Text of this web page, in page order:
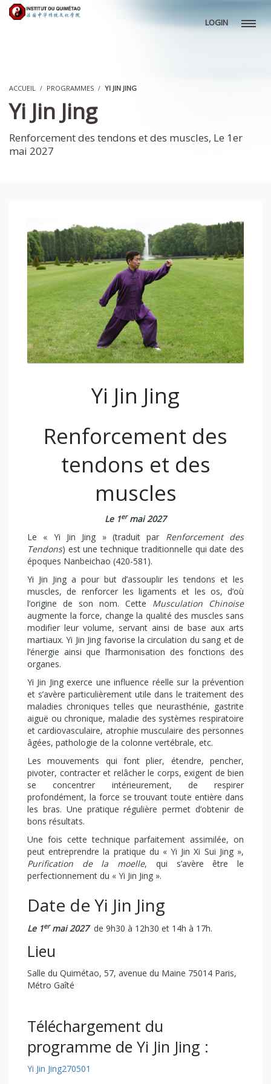
LOGIN
ACCUEIL PROGRAMMES YI JIN JING
Yi Jin Jing
Renforcement des tendons et des muscles, Le 1er
mai 2027
Yi Jin Jing
Renforcement des
tendons et des
muscles
Le 1ermai 2027
Le « Yi Jin Jing » (traduit par Renforcement des
Tendons) est une technique traditionnelle qui date des
époques Nanbeichao (420-581).
Yi Jin Jing a pour but d’assouplir les tendons et les
muscles, de renforcer les ligaments et les os, d’où
l’origine de son nom. Cette Musculation Chinoise
augmente la force, change la qualité des muscles sans
modifier leur volume, servant ainsi de base aux arts
martiaux. Yi Jin Jing favorise la circulation du sang et de
l’énergie ainsi que l’harmonisation des fonctions des
organes.
Yi Jin Jing exerce une influence réelle sur la prévention
et s’avère particulièrement utile dans le traitement des
maladies chroniques telles que neurasthénie, gastrite
aiguë ou chronique, maladie des systèmes respiratoire
et cardiovasculaire, atrophie musculaire des personnes
âgées, pathologie de la colonne vertébrale, etc.
Les mouvements qui font plier, étendre, pencher,
pivoter, contracter et relâcher le corps, exigent de bien
se concentrer intérieurement, de respirer
profondément, la force se trouvant toute entière dans
les bras. Une pratique régulière permet d’obtenir de
bons résultats.
Une fois cette technique parfaitement assimilée, on
peut entreprendre la pratique du « Yi Jin Xi Sui Jing »,
Purification de la moelle, qui s’avère être le
perfectionnement du « Yi Jin Jing ».
Date de Yi Jin Jing
Le 1ermai 2027de 9h30 à 12h30 et 14h à 17h.
Lieu
Salle du Quimétao, 57, avenue du Maine 75014 Paris,
Métro Gaîté
Téléchargement du
programme de Yi Jin Jing :
Yi Jin Jing270501